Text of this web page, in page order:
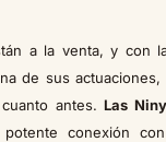
a la venta, y con
de sus actuaciones,
antes.Las
conexión